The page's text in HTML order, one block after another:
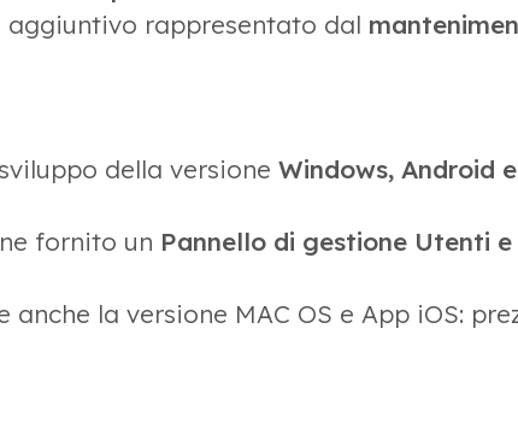
aggiuntivo rappresentato dal
della versione Windows, Android
fornito un Pannello di gestione Utenti e
la versione MAC OS e App iOS: